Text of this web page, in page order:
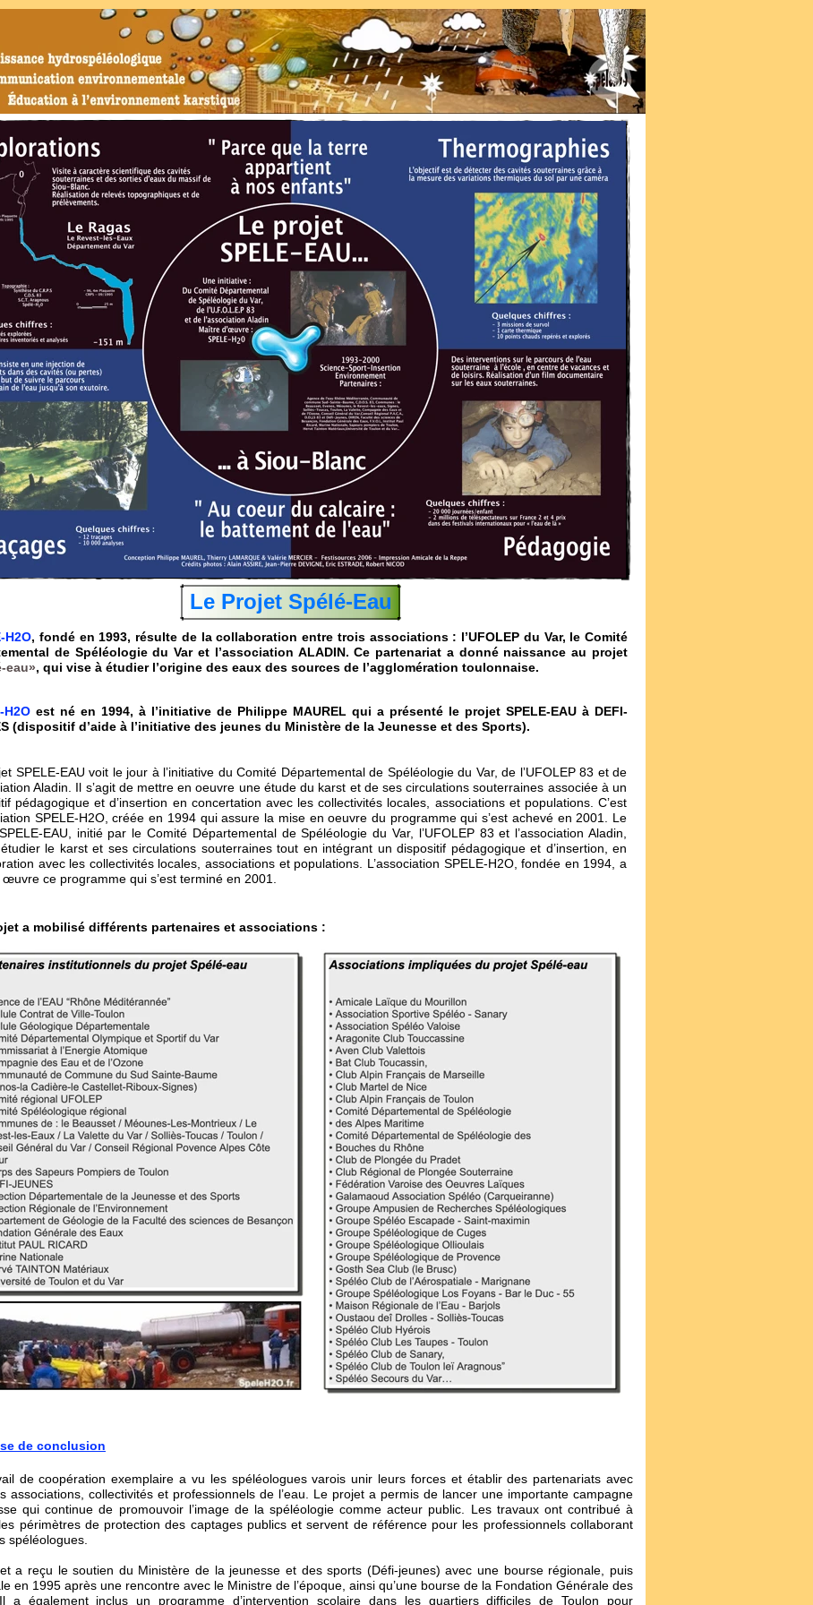
Le Projet Spélé-Eau
H2O, fondé en 1993, résulte de la collaboration entre trois associations : l’UFOLEP du Var, le Comité
de Spéléologie du Var et l’association ALADIN. Ce partenariat a donné naissance au projet
eau», qui vise à étudier l’origine des eaux des sources de l’agglomération toulonnaise.
H2O est né en 1994, à l’initiative de Philippe MAUREL qui a présenté le projet SPELE-EAU à DEFI-
(dispositif d’aide à l’initiative des jeunes du Ministère de la Jeunesse et des Sports).
SPELE-EAU voit le jour à lʼinitiative du Comité Départemental de Spéléologie du Var, de lʼUFOLEP 83 et de
Aladin. Il sʼagit de mettre en oeuvre une étude du karst et de ses circulations souterraines associée à un
pédagogique et dʼinsertion en concertation avec les collectivités locales, associations et populations. Cʼest
SPELE-H2O, créée en 1994 qui assure la mise en oeuvre du programme qui sʼest achevé en 2001. Le
EAU, initié par le Comité Départemental de Spéléologie du Var, l’UFOLEP 83 et l’association Aladin,
le karst et ses circulations souterraines tout en intégrant un dispositif pédagogique et d’insertion, en
avec les collectivités locales, associations et populations. L’association SPELE-H2O, fondée en 1994, a
œuvre ce programme qui s’est terminé en 2001.
a mobilisé différents partenaires et associations :
de conclusion
de coopération exemplaire a vu les spéléologues varois unir leurs forces et établir des partenariats avec
associations, collectivités et professionnels de l’eau. Le projet a permis de lancer une importante campagne
qui continue de promouvoir l’image de la spéléologie comme acteur public. Les travaux ont contribué à
périmètres de protection des captages publics et servent de référence pour les professionnels collaborant
spéléologues.
a reçu le soutien du Ministère de la jeunesse et des sports (Défi-jeunes) avec une bourse régionale, puis
en 1995 après une rencontre avec le Ministre de l’époque, ainsi qu’une bourse de la Fondation Générale des
a également inclus un programme d’intervention scolaire dans les quartiers difficiles de Toulon pour